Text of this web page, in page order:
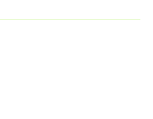
は珍しく日曜も固定